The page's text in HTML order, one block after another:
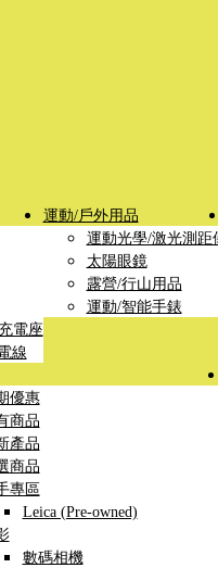
電座
線
運動/戶外用品
運動光學/激光測距
太陽眼鏡
露營/行山用品
運動/智能手錶
優惠
商品
產品
商品
專區
Leica (Pre-owned)
數碼相機